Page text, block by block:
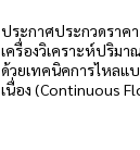
ประกาศประกวดราค
เครื่องวิเคราะห์ปริมา
ด้วยเทคนิคการไหลแ
เนื่อง (Continuous